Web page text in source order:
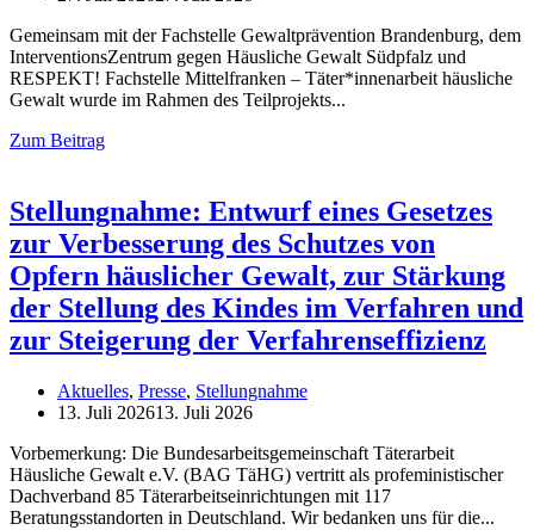
Gemeinsam mit der Fachstelle Gewaltprävention Brandenburg, dem
InterventionsZentrum gegen Häusliche Gewalt Südpfalz und
RESPEKT! Fachstelle Mittelfranken – Täter*innenarbeit häusliche
Gewalt wurde im Rahmen des Teilprojekts
Zum Beitrag
Stellungnahme: Entwurf eines Gesetzes
zur Verbesserung des Schutzes von
Opfern häuslicher Gewalt, zur Stärkung
der Stellung des Kindes im Verfahren und
zur Steigerung der Verfahrenseffizienz
Aktuelles, Presse, Stellungnahme
13. Juli 202613. Juli 2026
Vorbemerkung: Die Bundesarbeitsgemeinschaft Täterarbeit
Häusliche Gewalt e.V. (BAG TäHG) vertritt als profeministischer
Dachverband 85 Täterarbeitseinrichtungen mit 117
Beratungsstandorten in Deutschland. Wir bedanken uns für die